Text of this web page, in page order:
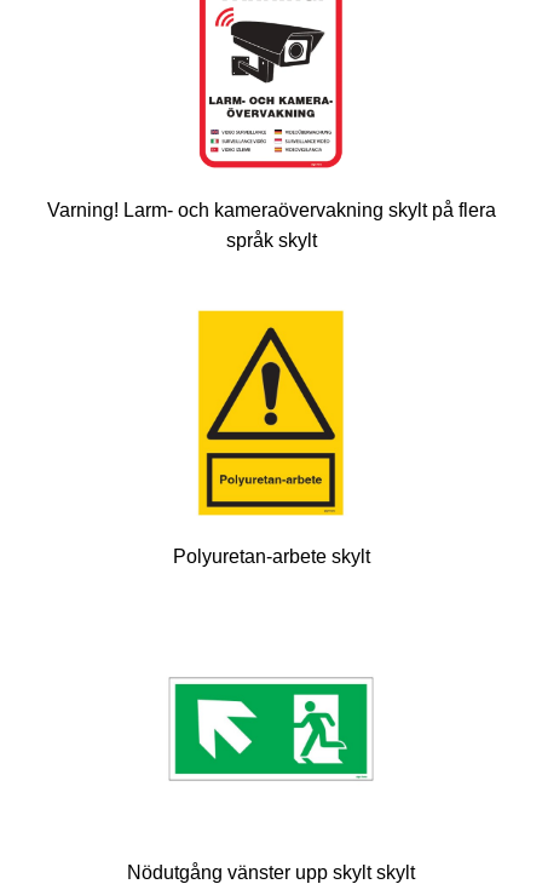
Varning! Larm- och kameraövervakning skylt på flera
språk skylt
Polyuretan-arbete skylt
Nödutgång vänster upp skylt skylt